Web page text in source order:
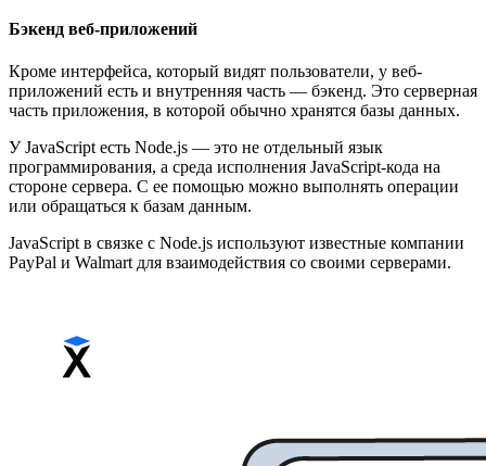
Бэкенд веб-приложений
Кроме интерфейса, который видят пользователи, у веб-
приложений есть и внутренняя часть — бэкенд. Это серверная
часть приложения, в которой обычно хранятся базы данных.
У JavaScript есть Node.js — это не отдельный язык
программирования, а среда исполнения JavaScript-кода на
стороне сервера. С ее помощью можно выполнять операции
или обращаться к базам данным.
JavaScript в связке с Node.js используют известные компании
PayPal и Walmart для взаимодействия со своими серверами.